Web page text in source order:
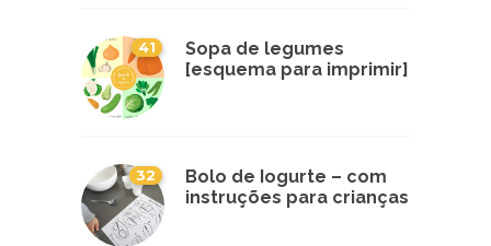
41
Sopa de legumes
[esquema para imprimir]
32
Bolo de Iogurte – com
instruções para crianças